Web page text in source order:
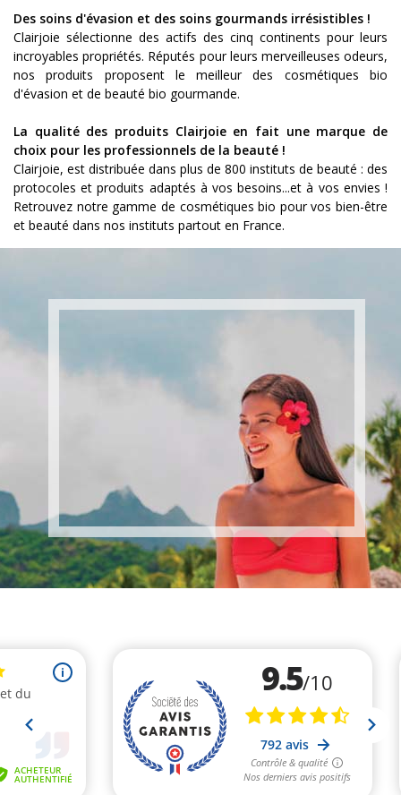
Des soins d'évasion et des soins gourmands irrésistibles !
Clairjoie sélectionne des actifs des cinq continents pour leurs
incroyables propriétés. Réputés pour leurs merveilleuses odeurs,
nos produits proposent le meilleur des cosmétiques bio
d'évasion et de beauté bio gourmande.
La qualité des produits Clairjoie en fait une marque de
choix pour les professionnels de la beauté !
Clairjoie, est distribuée dans plus de 800 instituts de beauté : des
protocoles et produits adaptés à vos besoins...et à vos envies !
Retrouvez notre gamme de cosmétiques bio pour vos bien-être
et beauté dans nos instituts partout en France.